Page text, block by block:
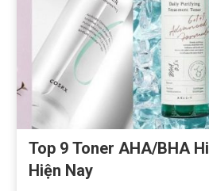
Top 9 Toner AHA/BHA
Hiện Nay